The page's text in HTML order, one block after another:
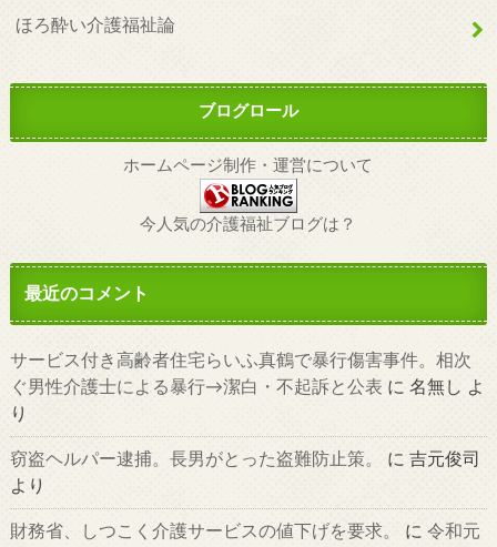
ほろ酔い介護福祉論
ブログロール
ホームページ制作・運営について
今人気の介護福祉ブログは？
最近のコメント
サービス付き高齢者住宅らいふ真鶴で暴行傷害事件。相次
ぐ男性介護士による暴行→潔白・不起訴と公表 に 名無し よ
り
窃盗ヘルパー逮捕。長男がとった盗難防止策。 に 吉元俊司
より
財務省、しつこく介護サービスの値下げを要求。 に 令和元